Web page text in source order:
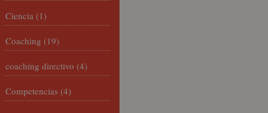
Ciencia (1)
Coaching (19)
coaching directivo (4)
Competencias (4)